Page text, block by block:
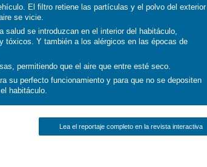
El filtro retiene las partículas y el polvo del exterior
se vicie.
salud se introduzcan en el interior del habitáculo,
tóxicos. Y también a los alérgicos en las épocas de
permitiendo que el aire que entre esté seco.
su perfecto funcionamiento y para que no se depositen
habitáculo.
Lea el reportaje completo en la revista interactiva